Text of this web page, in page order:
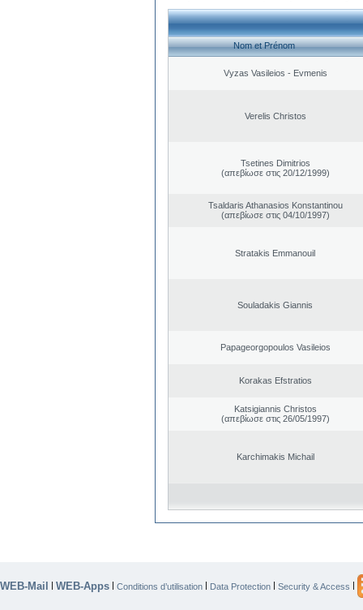
Nom et Prénom
Vyzas Vasileios - Evmenis
Verelis Christos
Tsetines Dimitrios
(απεβίωσε στις 20/12/1999)
Tsaldaris Athanasios Konstantinou
(απεβίωσε στις 04/10/1997)
Stratakis Emmanouil
Souladakis Giannis
Papageorgopoulos Vasileios
Korakas Efstratios
Katsigiannis Christos
(απεβίωσε στις 26/05/1997)
Karchimakis Michail
WEB-Mail | WEB-Apps | Conditions d’utilisation | Data Protection | Security & Access |